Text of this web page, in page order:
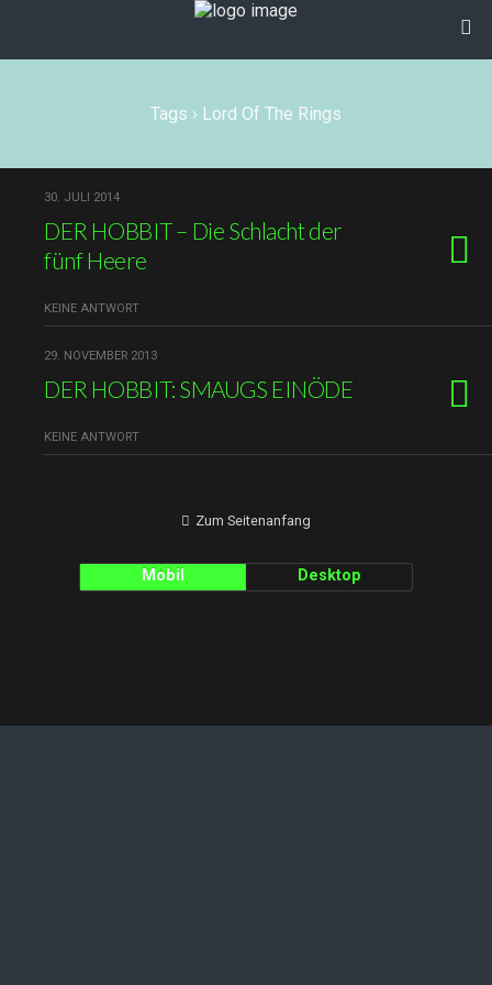
Tags › Lord Of The Rings
30. JULI 2014
DER HOBBIT – Die Schlacht der
fünf Heere
KEINE ANTWORT
29. NOVEMBER 2013
DER HOBBIT: SMAUGS EINÖDE
KEINE ANTWORT
Zum Seitenanfang
Mobil Desktop